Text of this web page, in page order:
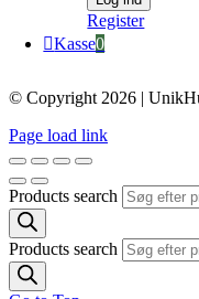
Register
Kasse0
© Copyright 2026 |
Page load link
Products search
Products search